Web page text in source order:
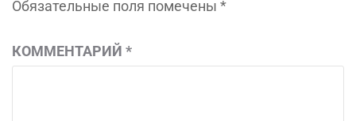
Обязательные поля помечены *
КОММЕНТАРИЙ *